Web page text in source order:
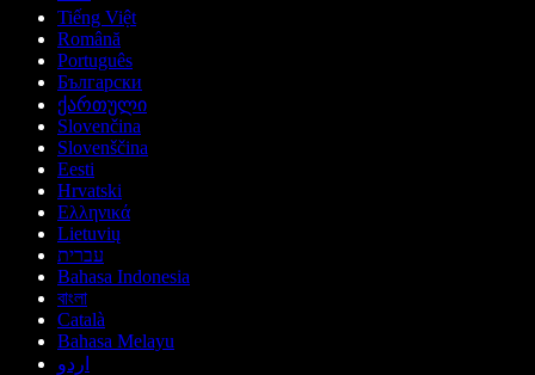
Tiếng Việt
Română
Português
Български
ქართული
Slovenčina
Slovenščina
Eesti
Hrvatski
Ελληνικά
Lietuvių
עברית
Bahasa Indonesia
বাংলা
Català
Bahasa Melayu
اردو